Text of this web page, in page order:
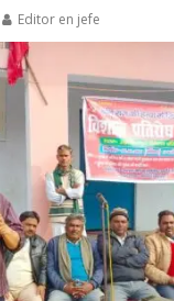
Editor en jefe